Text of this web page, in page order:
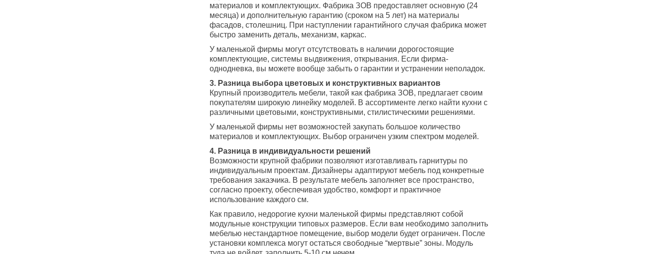
материалов и комплектующих. Фабрика ЗОВ предоставляет основную (24
месяца) и дополнительную гарантию (сроком на 5 лет) на материалы
фасадов, столешниц. При наступлении гарантийного случая фабрика может
быстро заменить деталь, механизм, каркас.
У маленькой фирмы могут отсутствовать в наличии дорогостоящие
комплектующие, системы выдвижения, открывания. Если фирма-
однодневка, вы можете вообще забыть о гарантии и устранении неполадок.
3. Разница выбора цветовых и конструктивных вариантов
Крупный производитель мебели, такой как фабрика ЗОВ, предлагает своим
покупателям широкую линейку моделей. В ассортименте легко найти кухни с
различными цветовыми, конструктивными, стилистическими решениями.
У маленькой фирмы нет возможностей закупать большое количество
материалов и комплектующих. Выбор ограничен узким спектром моделей.
4. Разница в индивидуальности решений
Возможности крупной фабрики позволяют изготавливать гарнитуры по
индивидуальным проектам. Дизайнеры адаптируют мебель под конкретные
требования заказчика. В результате мебель заполняет все пространство,
согласно проекту, обеспечивая удобство, комфорт и практичное
использование каждого см.
Как правило, недорогие кухни маленькой фирмы представляют собой
модульные конструкции типовых размеров. Если вам необходимо заполнить
мебелью нестандартное помещение, выбор модели будет ограничен. После
установки комплекса могут остаться свободные “мертвые” зоны. Модуль